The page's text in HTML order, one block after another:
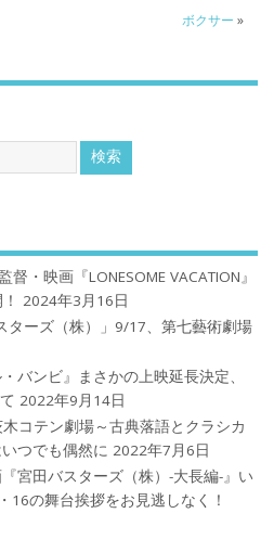
ボクサー »
・映画『LONESOME VACATION』
2024年3月16日
ターズ（株）」9/17、第七藝術劇場
バンビ』まさかの上映延長決定、
2022年9月14日
コテン劇場～古典落語とクラシカ
つでも偶然に 2022年7月6日
宮田バスターズ（株）-大長編-』い
16の舞台挨拶をお見逃しなく！